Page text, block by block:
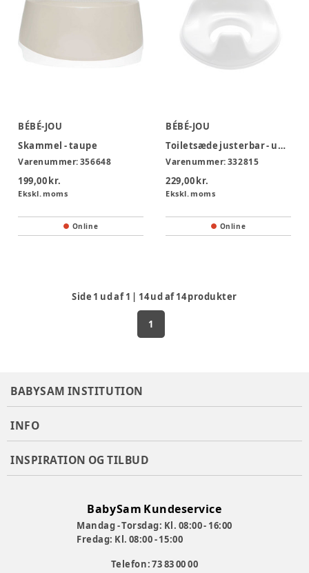
BÉBÉ-JOU
Skammel - taupe
Varenummer:356648
199,00 kr.
Ekskl. moms
Online
BÉBÉ-JOU
Toiletsæde justerbar - uni white
Varenummer:332815
229,00 kr.
Ekskl. moms
Online
Side 1 ud af1 14ud af14produkter
1
BABYSAM INSTITUTION
INFO
INSPIRATION OG TILBUD
BabySam Kundeservice
Mandag - Torsdag: Kl. 08:00 - 16:00
Fredag: Kl. 08:00 - 15:00
Telefon: 73 83 00 00